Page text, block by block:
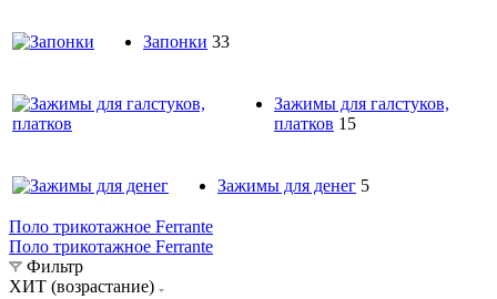
Запонки 33
Зажимы для галстуков,
платков 15
Зажимы для денег 5
Поло трикотажное Ferrante
Поло трикотажное Ferrante
Фильтр
ХИТ (возрастание)